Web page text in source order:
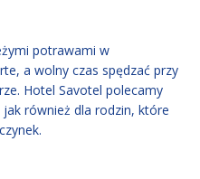
potrawami w
a wolny czas spędzać przy
Hotel Savotel polecamy
również dla rodzin, które